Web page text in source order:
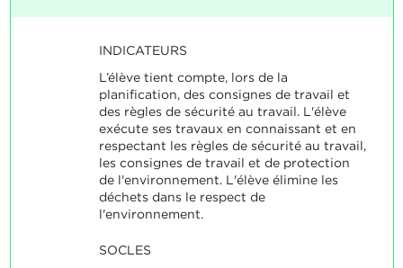
INDICATEURS
L’élève tient compte, lors de la
planification, des consignes de travail et
des règles de sécurité au travail. L'élève
exécute ses travaux en connaissant et en
respectant les règles de sécurité au travail,
les consignes de travail et de protection
de l'environnement. L'élève élimine les
déchets dans le respect de
l'environnement.
SOCLES